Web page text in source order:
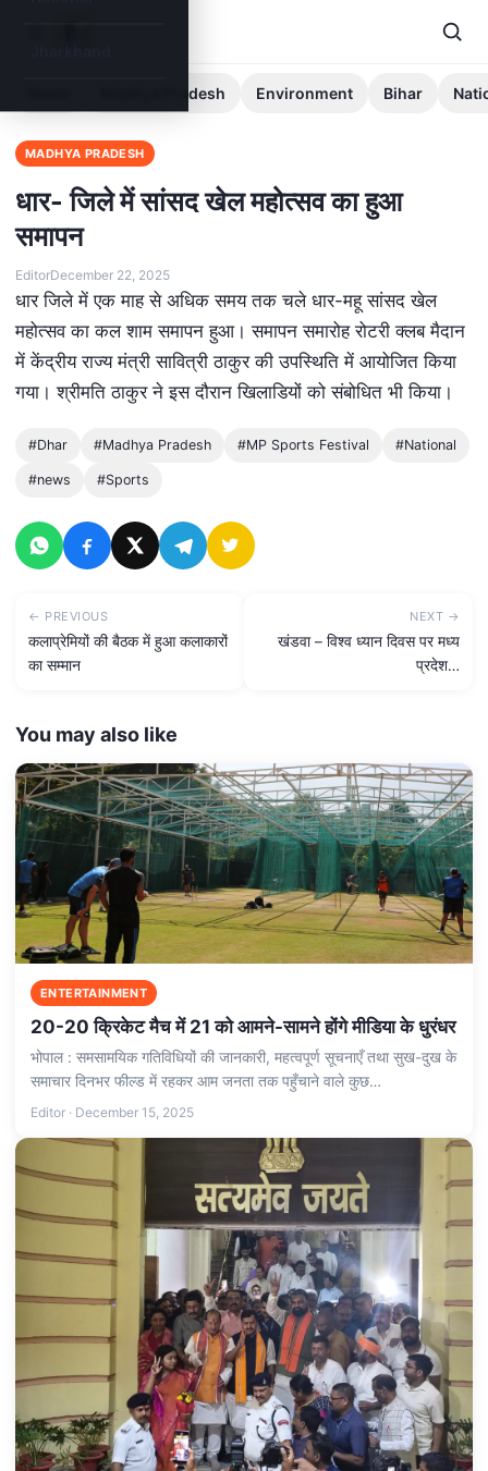
Madhya Pradesh Environment Bihar
MADHYA PRADESH
धार- जिले में सांसद खेल महोत्सव का हुआ
समापन
EditorDecember 22, 2025
धार जिले में एक माह से अधिक समय तक चले धार-महू सांसद खेल
महोत्सव का कल शाम समापन हुआ। समापन समारोह रोटरी क्लब मैदान
में केंद्रीय राज्य मंत्री सावित्री ठाकुर की उपस्थिति में आयोजित किया
गया। श्रीमति ठाकुर ने इस दौरान खिलाडियों को संबोधित भी किया।
#Dhar #Madhya Pradesh #MP Sports Festival #National
#news #Sports
← PREVIOUS
कलाप्रेमियों की बैठक में हुआ कलाकारों
का सम्मान
NEXT →
खंडवा – विश्व ध्यान दिवस पर मध्य
प्रदेश…
You may also like
ENTERTAINMENT
20-20 क्रिकेट मैच में 21 को आमने-सामने होंगे मीडिया के धुरंधर
भोपाल : समसामयिक गतिविधियों की जानकारी, महत्वपूर्ण सूचनाएँ तथा सुख-दुख के
समाचार दिनभर फील्ड में रहकर आम जनता तक पहुँचाने वाले कुछ…
Editor · December 15, 2025